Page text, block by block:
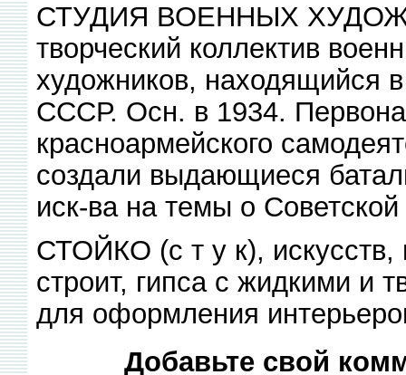
СТУДИЯ ВОЕННЫХ
творческий коллектив
художников, находящийся
СССР. Осн. в 1934.
красноармейского
создали выдающиеся
иск-ва на темы о
СТОЙКО (с т у к),
строит, гипса с жидкими и
для оформления
Добавьте свой